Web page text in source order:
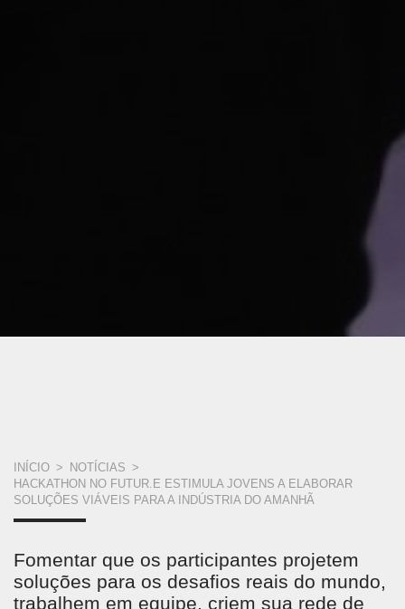
VOCÊ
ESTÁ
INÍCIO > NOTÍCIAS >
HACKATHON NO FUTUR.E ESTIMULA JOVENS A ELABORAR
SOLUÇÕES VIÁVEIS PARA A INDÚSTRIA DO AMANHÃ
Fomentar que os participantes projetem
soluções para os desafios reais do mundo,
trabalhem em equipe, criem sua rede de